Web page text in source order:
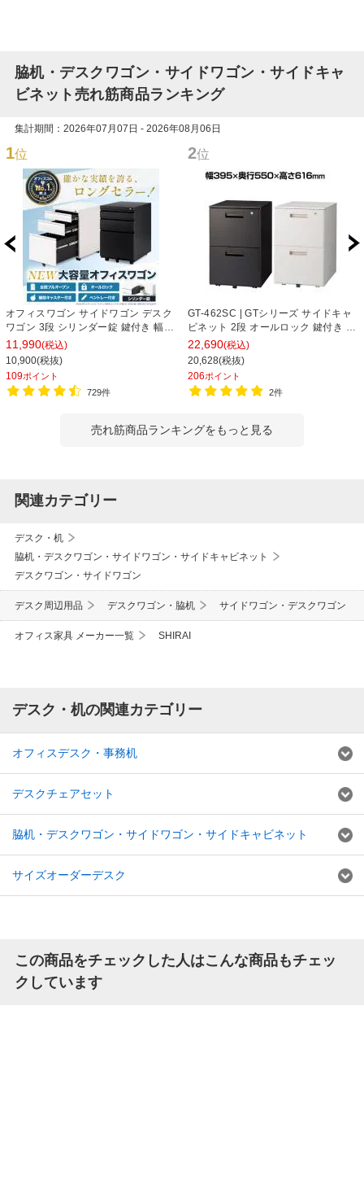
脇机・デスクワゴン・サイドワゴン・サイドキャ
ビネット売れ筋商品ランキング
集計期間：2026年07月07日 - 2026年08月06日
1位
オフィスワゴン サイドワゴン デスク
ワゴン 3段 シリンダー錠 鍵付き 幅
390×奥行510×高さ600mm【ホワイ
ト・ブラック】
11,990(税込)
10,900(税抜)
109ポイント
729件
2位
GT-462SC | GTシリーズ サイドキャ
ビネット 2段 オールロック 鍵付き オ
フィスワゴン サイドワゴン デスクワ
ゴン 収納 幅395×奥行550×高さ
616mm 【完成品】
22,690(税込)
20,628(税抜)
206ポイント
2件
売れ筋商品ランキングをもっと見る
関連カテゴリー
デスク・机
脇机・デスクワゴン・サイドワゴン・サイドキャビネット
デスクワゴン・サイドワゴン
デスク周辺用品 デスクワゴン・脇机 サイドワゴン・デスクワゴン
オフィス家具 メーカー一覧 SHIRAI
デスク・机の関連カテゴリー
オフィスデスク・事務机
デスクチェアセット
脇机・デスクワゴン・サイドワゴン・サイドキャビネット
サイズオーダーデスク
この商品をチェックした人はこんな商品もチェッ
クしています